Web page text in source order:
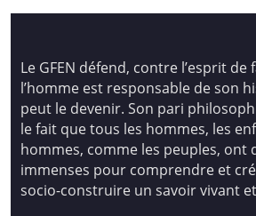
Le GFEN défend, contre l’esprit de
l’homme est responsable de son
peut le devenir. Son pari
le fait que tous les hommes, les
hommes, comme les peuples, ont
immenses pour comprendre et
socio-construire un savoir vivant